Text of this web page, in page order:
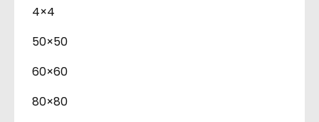
4×4
50×50
60×60
80×80